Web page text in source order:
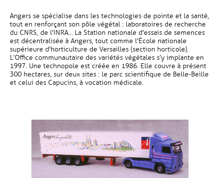
Angers se spécialise dans les technologies de pointe et la santé,
tout en renforçant son pôle végétal : laboratoires de recherche
du CNRS, de l'INRA… La Station nationale d'essais de semences
est décentralisée à Angers, tout comme l'École nationale
supérieure d'horticulture de Versailles (section horticole).
L’Office communautaire des variétés végétales s’y implante en
1997. Une technopole est créée en 1986. Elle couvre à présent
300 hectares, sur deux sites : le parc scientifique de Belle-Beille
et celui des Capucins, à vocation médicale.